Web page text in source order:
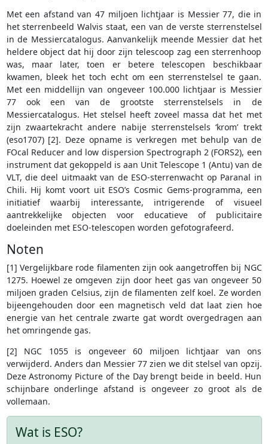
Met een afstand van 47 miljoen lichtjaar is Messier 77, die in
het sterrenbeeld Walvis staat, een van de verste sterrenstelsel
in de Messiercatalogus. Aanvankelijk meende Messier dat het
heldere object dat hij door zijn telescoop zag een sterrenhoop
was, maar later, toen er betere telescopen beschikbaar
kwamen, bleek het toch echt om een sterrenstelsel te gaan.
Met een middellijn van ongeveer 100.000 lichtjaar is Messier
77 ook een van de grootste sterrenstelsels in de
Messiercatalogus. Het stelsel heeft zoveel massa dat het met
zijn zwaartekracht andere nabije sterrenstelsels ‘krom’ trekt
(eso1707) [2]. Deze opname is verkregen met behulp van de
FOcal Reducer and low dispersion Spectrograph 2 (FORS2), een
instrument dat gekoppeld is aan Unit Telescope 1 (Antu) van de
VLT, die deel uitmaakt van de ESO-sterrenwacht op Paranal in
Chili. Hij komt voort uit ESO’s Cosmic Gems-programma, een
initiatief waarbij interessante, intrigerende of visueel
aantrekkelijke objecten voor educatieve of publicitaire
doeleinden met ESO-telescopen worden gefotografeerd.
Noten
[1] Vergelijkbare rode filamenten zijn ook aangetroffen bij NGC
1275. Hoewel ze omgeven zijn door heet gas van ongeveer 50
miljoen graden Celsius, zijn de filamenten zelf koel. Ze worden
bijeengehouden door een magnetisch veld dat laat zien hoe
energie van het centrale zwarte gat wordt overgedragen aan
het omringende gas.
[2] NGC 1055 is ongeveer 60 miljoen lichtjaar van ons
verwijderd. Anders dan Messier 77 zien we dit stelsel van opzij.
Deze Astronomy Picture of the Day brengt beide in beeld. Hun
schijnbare onderlinge afstand is ongeveer zo groot als de
vollemaan.
Wat is ESO?